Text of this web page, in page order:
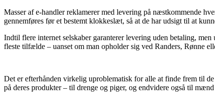
Masser af e-handler reklamerer med levering på næstkommende
gennemføres før et bestemt klokkeslæt, så at de har udsigt til at
Indtil flere internet selskaber garanterer levering uden betaling,
fleste tilfælde – uanset om man opholder sig ved Randers, Rønne
Det er efterhånden virkelig uproblematisk for alle at finde frem til
på deres produkter – til drenge og piger, og endvidere også til